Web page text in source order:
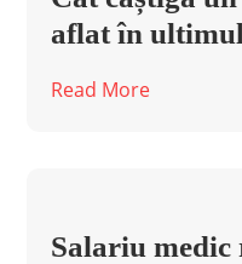
aflat în
Read More
Salariu medic